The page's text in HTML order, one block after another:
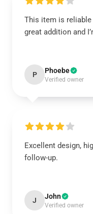
This item is reliable
great addition and
P Phoebe
Verified owner
Excellent design,
follow-up.
J John
Verified owner